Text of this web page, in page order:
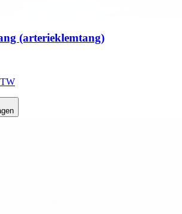
(arterieklemtang)